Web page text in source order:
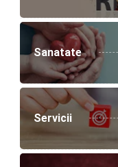
Sanatate
Servicii